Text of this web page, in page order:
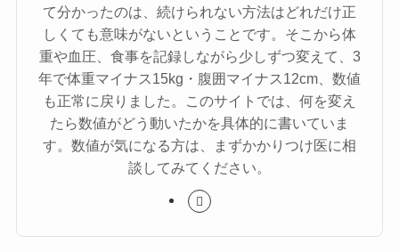
て分かったのは、続けられない方法はどれだけ正
しくても意味がないということです。そこから体
重や血圧、食事を記録しながら少しずつ変えて、3
年で体重マイナス15kg・腹囲マイナス12cm、数値
も正常に戻りました。このサイトでは、何を変え
たら数値がどう動いたかを具体的に書いていま
す。数値が気になる方は、まずかかりつけ医に相
談してみてください。